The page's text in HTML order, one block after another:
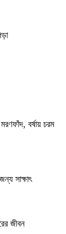
বর্ষায় চরম
সাক্ষাৎ
জীবন